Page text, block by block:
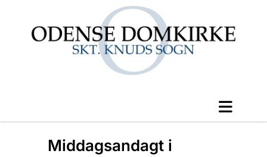
Middagsandagt i